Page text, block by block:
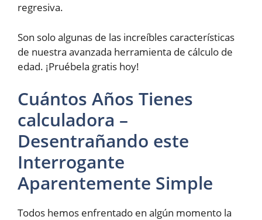
regresiva.
Son solo algunas de las increíbles características
de nuestra avanzada herramienta de cálculo de
edad. ¡Pruébela gratis hoy!
Cuántos Años Tienes
calculadora –
Desentrañando este
Interrogante
Aparentemente Simple
Todos hemos enfrentado en algún momento la